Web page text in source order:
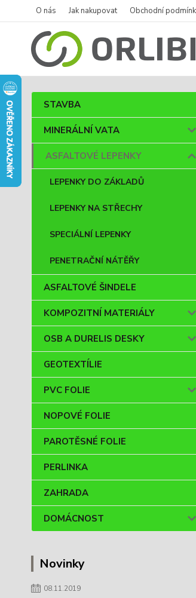
O nás Jak nakupovat Obchodní
STAVBA
MINERÁLNÍ VATA
ASFALTOVÉ LEPENKY
LEPENKY DO ZÁKLADŮ
LEPENKY NA STŘECHY
SPECIÁLNÍ LEPENKY
PENETRAČNÍ NÁTĚŘY
ASFALTOVÉ ŠINDELE
KOMPOZITNÍ MATERIÁLY
OSB A DURELIS DESKY
GEOTEXTÍLIE
PVC FOLIE
NOPOVÉ FOLIE
PAROTĚSNÉ FOLIE
PERLINKA
ZAHRADA
DOMÁCNOST
Novinky
08.11.2019